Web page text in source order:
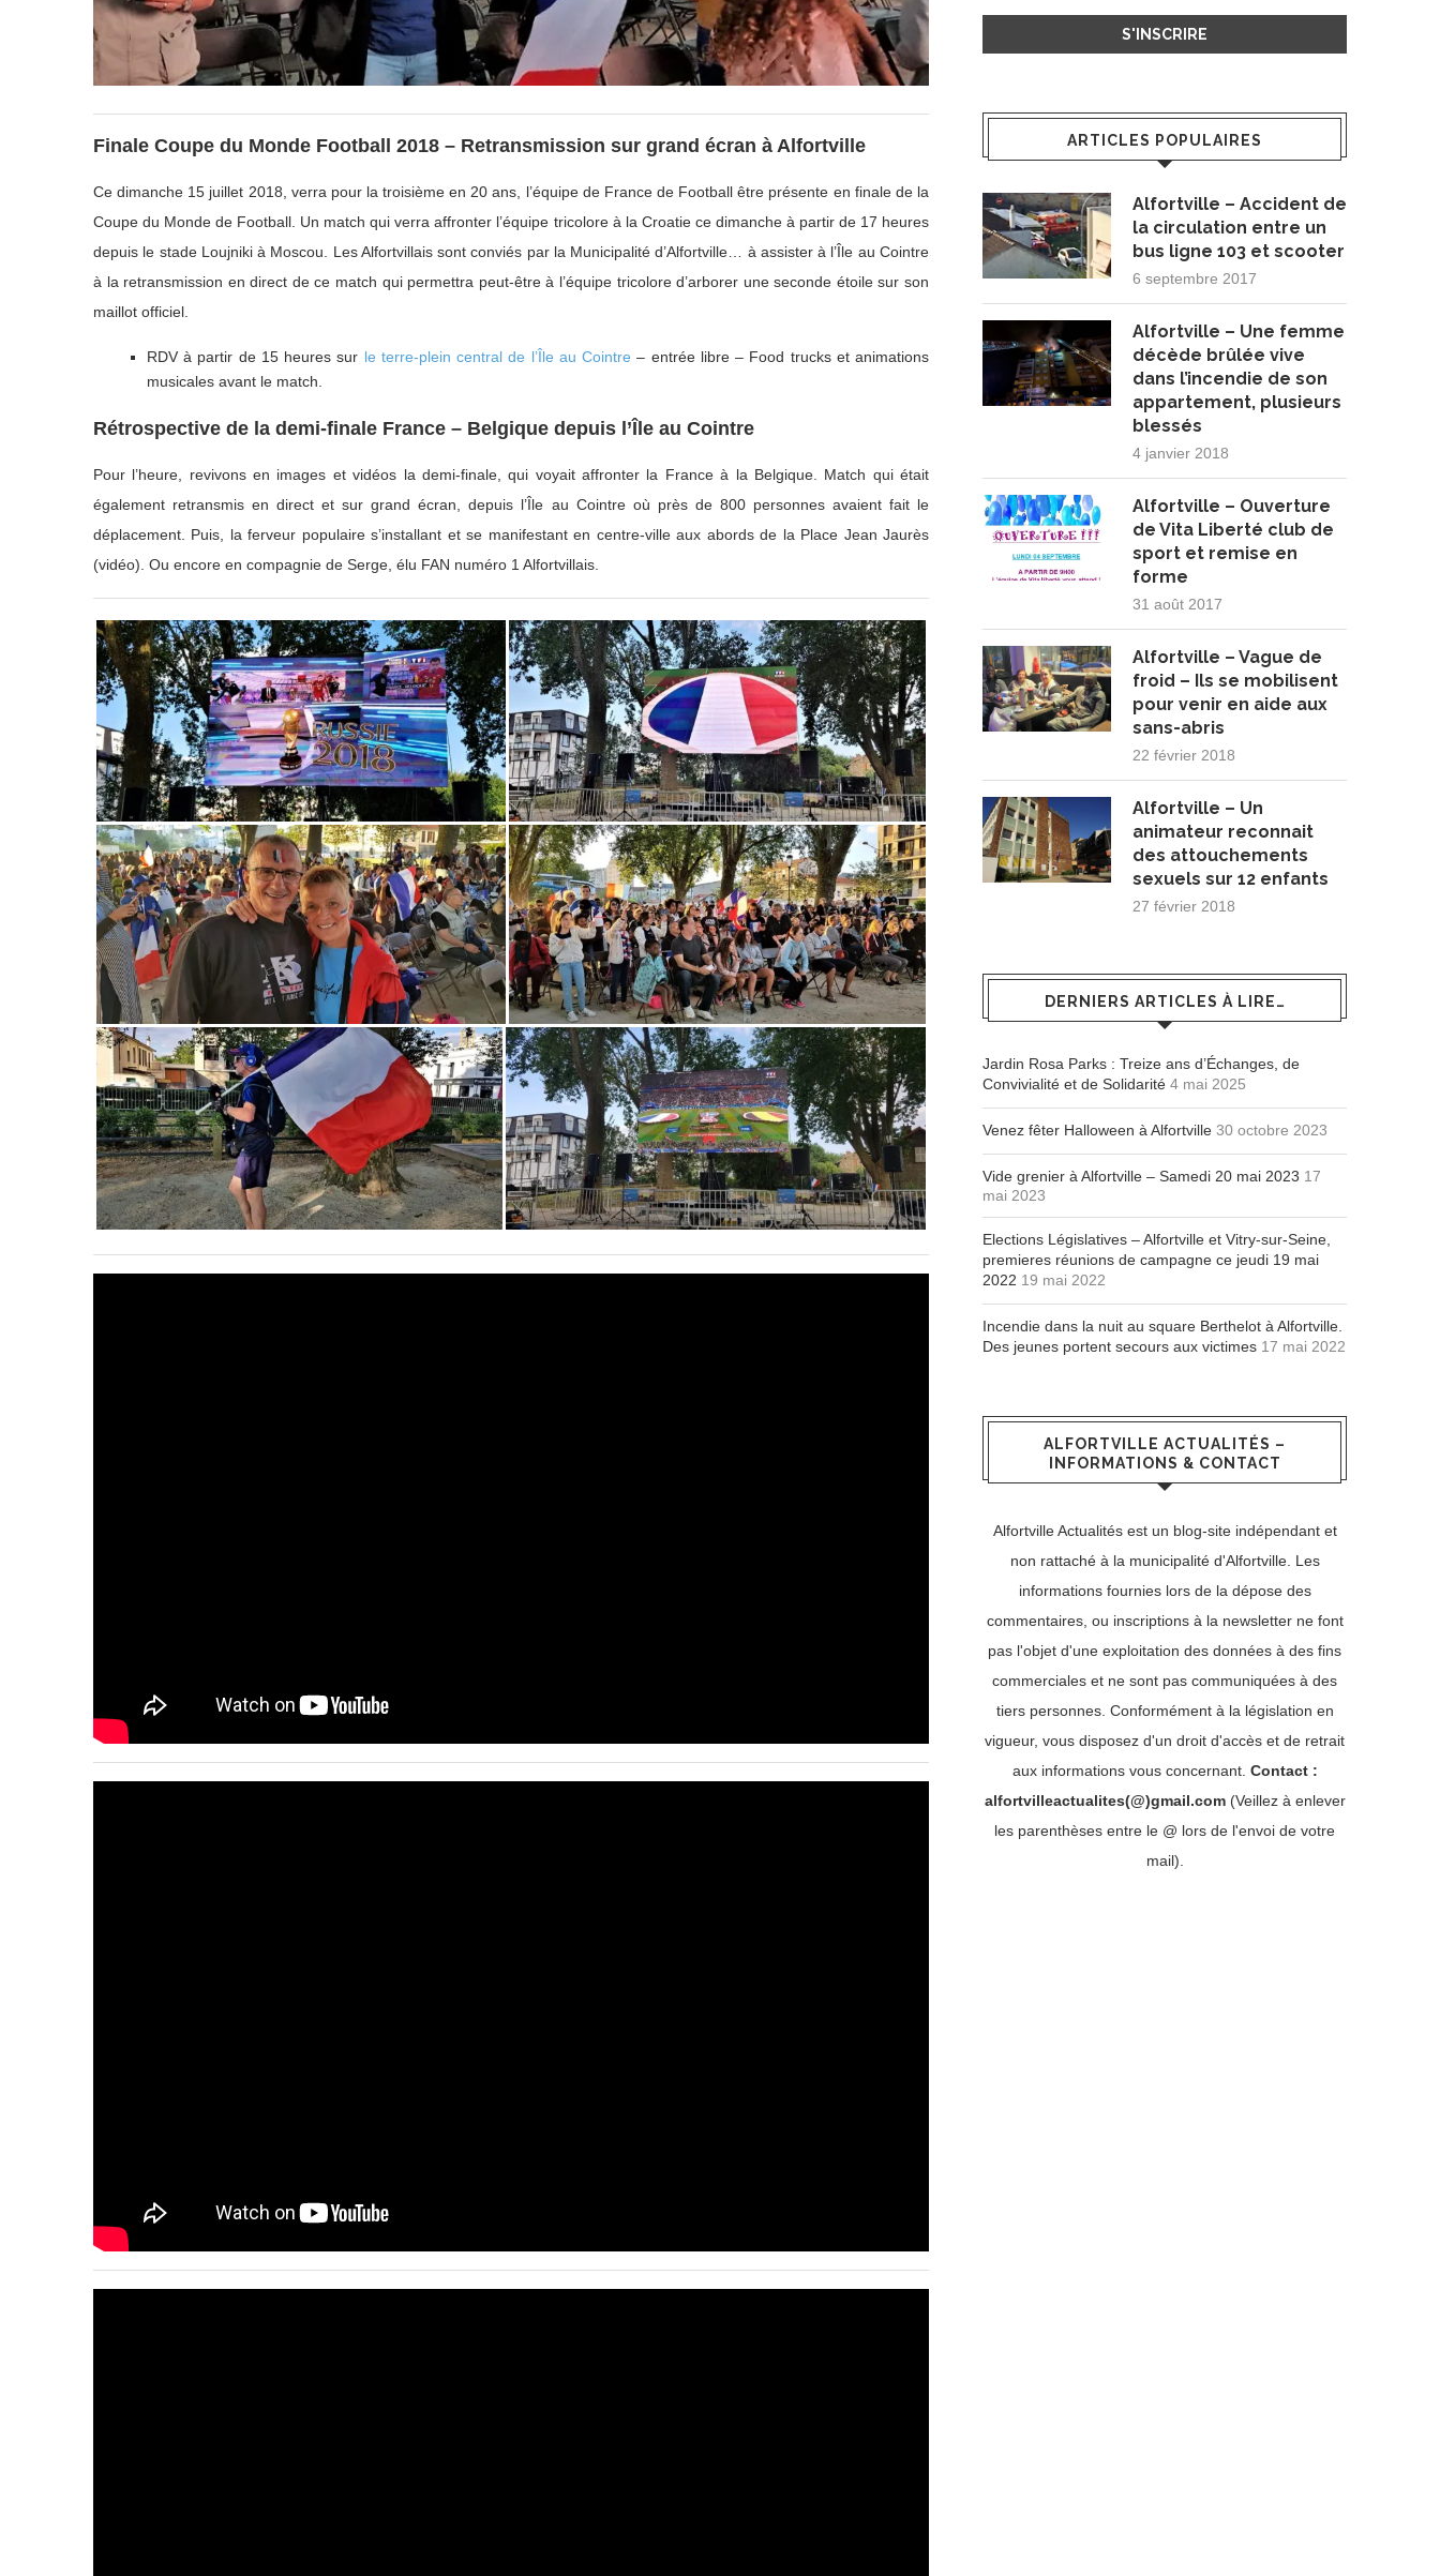
Finale Coupe du Monde Football 2018 – Retransmission sur grand écran à Alfortville
Ce dimanche 15 juillet 2018, verra pour la troisième en 20 ans, l’équipe de France de Football être présente en finale de la
Coupe du Monde de Football. Un match qui verra affronter l’équipe tricolore à la Croatie ce dimanche à partir de 17 heures
depuis le stade Loujniki à Moscou. Les Alfortvillais sont conviés par la Municipalité d’Alfortville… à assister à l’Île au Cointre
à la retransmission en direct de ce match qui permettra peut-être à l’équipe tricolore d’arborer une seconde étoile sur son
maillot officiel.
RDV à partir de 15 heures sur le terre-plein central de l’Île au Cointre – entrée libre – Food trucks et animations
musicales avant le match.
Rétrospective de la demi-finale France – Belgique depuis l’Île au Cointre
Pour l’heure, revivons en images et vidéos la demi-finale, qui voyait affronter la France à la Belgique. Match qui était
également retransmis en direct et sur grand écran, depuis l’Île au Cointre où près de 800 personnes avaient fait le
déplacement. Puis, la ferveur populaire s’installant et se manifestant en centre-ville aux abords de la Place Jean Jaurès
(vidéo). Ou encore en compagnie de Serge, élu FAN numéro 1 Alfortvillais.
ARTICLES POPULAIRES
Alfortville – Accident de
la circulation entre un
bus ligne 103 et scooter
6 septembre 2017
Alfortville – Une femme
décède brûlée vive
dans l’incendie de son
appartement, plusieurs
blessés
4 janvier 2018
Alfortville – Ouverture
de Vita Liberté club de
sport et remise en
forme
31 août 2017
Alfortville – Vague de
froid – Ils se mobilisent
pour venir en aide aux
sans-abris
22 février 2018
Alfortville – Un
animateur reconnait
des attouchements
sexuels sur 12 enfants
27 février 2018
DERNIERS ARTICLES À LIRE…
Jardin Rosa Parks : Treize ans d’Échanges, de
Convivialité et de Solidarité 4 mai 2025
Venez fêter Halloween à Alfortville 30 octobre 2023
Vide grenier à Alfortville – Samedi 20 mai 2023 17
mai 2023
Elections Législatives – Alfortville et Vitry-sur-Seine,
premieres réunions de campagne ce jeudi 19 mai
2022 19 mai 2022
Incendie dans la nuit au square Berthelot à Alfortville.
Des jeunes portent secours aux victimes 17 mai 2022
ALFORTVILLE ACTUALITÉS –
INFORMATIONS & CONTACT
Alfortville Actualités est un blog-site indépendant et
non rattaché à la municipalité d'Alfortville. Les
informations fournies lors de la dépose des
commentaires, ou inscriptions à la newsletter ne font
pas l'objet d'une exploitation des données à des fins
commerciales et ne sont pas communiquées à des
tiers personnes. Conformément à la législation en
vigueur, vous disposez d'un droit d'accès et de retrait
aux informations vous concernant. Contact :
alfortvilleactualites(@)gmail.com(Veillez à enlever
les parenthèses entre le @ lors de l'envoi de votre
mail).